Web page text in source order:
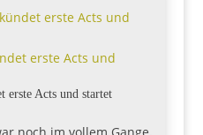
erste Acts und
erste Acts und startet